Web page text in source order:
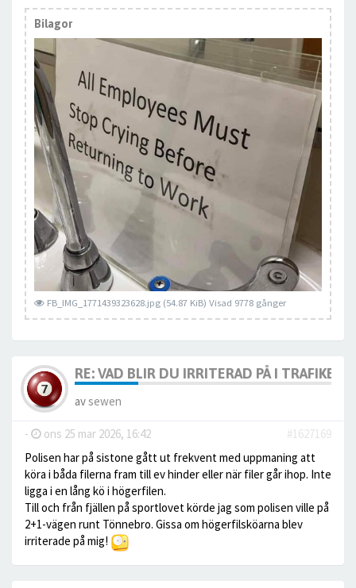
Bilagor
FB_IMG_1771439323628.jpg (54.87 KiB) Visad 9778 gånger
RE: VAD BLIR DU IRRITERAD PÅ I TRAFIKEN?
avsewen
- ons 25 mar 2026, 16:42
#1627169
Polisen har på sistone gått ut frekvent med uppmaning att
köra i båda filerna fram till ev hinder eller när filer går ihop. Inte
ligga i en lång kö i högerfilen.
Till och från fjällen på sportlovet körde jag som polisen ville på
2+1-vägen runt Tönnebro. Gissa om högerfilsköarna blev
irriterade på mig!